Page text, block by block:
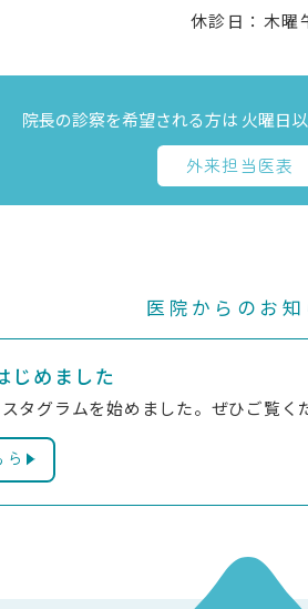
休診日：木曜
院長の診察を希望される方は 火曜日
外来担当医表
医院からのお知
じめました
タグラムを始めました。ぜひご覧く